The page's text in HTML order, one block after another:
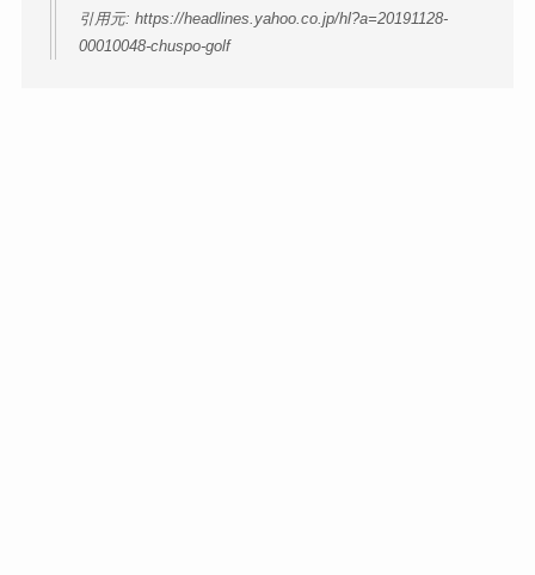
引用元: https://headlines.yahoo.co.jp/hl?a=20191128-
00010048-chuspo-golf